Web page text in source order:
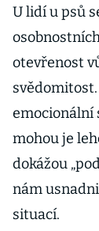
U lidí u psů
otevřenost
emocionální
mohou je
dokážou
nám
situací.